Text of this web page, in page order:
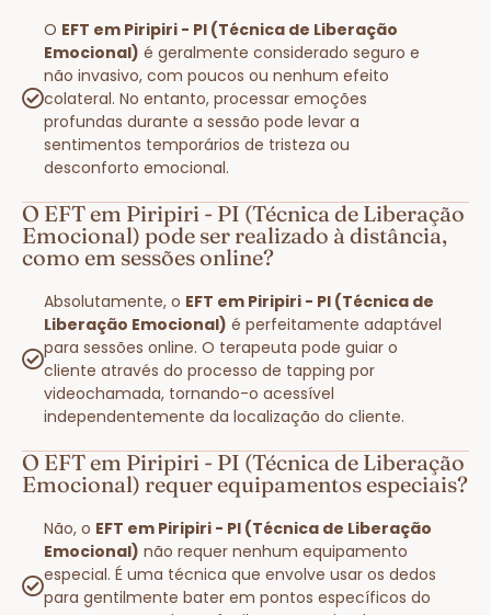
O EFT em Piripiri - PI (Técnica de Liberação
Emocional) é geralmente considerado seguro e
não invasivo, com poucos ou nenhum efeito
colateral. No entanto, processar emoções
profundas durante a sessão pode levar a
sentimentos temporários de tristeza ou
desconforto emocional.
O EFT em Piripiri - PI (Técnica de Liberação
Emocional) pode ser realizado à distância,
como em sessões online?
Absolutamente, o EFT em Piripiri - PI (Técnica de
Liberação Emocional) é perfeitamente adaptável
para sessões online. O terapeuta pode guiar o
cliente através do processo de tapping por
videochamada, tornando-o acessível
independentemente da localização do cliente.
O EFT em Piripiri - PI (Técnica de Liberação
Emocional) requer equipamentos especiais?
Não, o EFT em Piripiri - PI (Técnica de Liberação
Emocional) não requer nenhum equipamento
especial. É uma técnica que envolve usar os dedos
para gentilmente bater em pontos específicos do